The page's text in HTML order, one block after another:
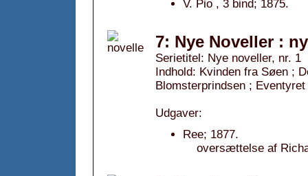
V. Pio , 3 bind; 1875.
7: Nye Noveller :
Serietitel: Nye noveller, nr. 1
Indhold: Kvinden fra Søen ;
Blomsterprindsen ;
Udgaver:
Ree; 1877.
oversættelse af